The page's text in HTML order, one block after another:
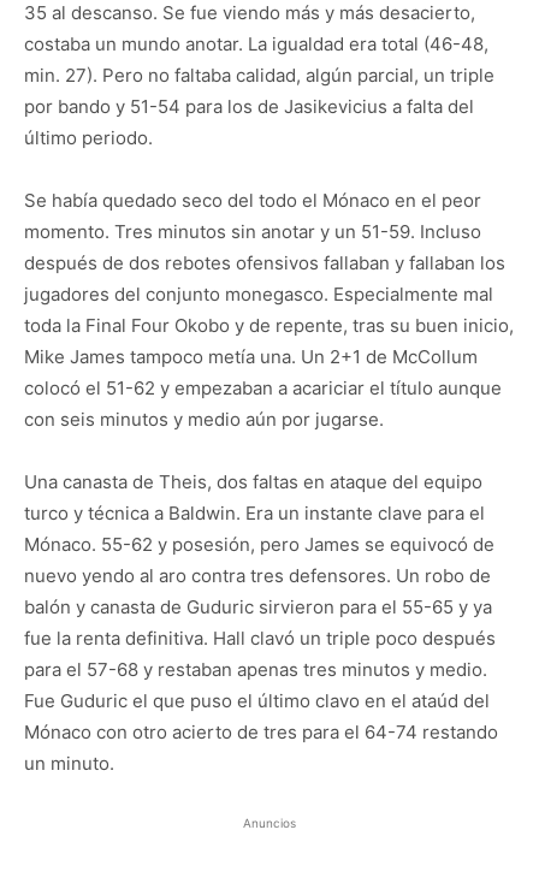
35 al descanso. Se fue viendo más y más desacierto,
costaba un mundo anotar. La igualdad era total (46-48,
min. 27). Pero no faltaba calidad, algún parcial, un triple
por bando y 51-54 para los de Jasikevicius a falta del
último periodo.
Se había quedado seco del todo el Mónaco en el peor
momento. Tres minutos sin anotar y un 51-59. Incluso
después de dos rebotes ofensivos fallaban y fallaban los
jugadores del conjunto monegasco. Especialmente mal
toda la Final Four Okobo y de repente, tras su buen inicio,
Mike James tampoco metía una. Un 2+1 de McCollum
colocó el 51-62 y empezaban a acariciar el título aunque
con seis minutos y medio aún por jugarse.
Una canasta de Theis, dos faltas en ataque del equipo
turco y técnica a Baldwin. Era un instante clave para el
Mónaco. 55-62 y posesión, pero James se equivocó de
nuevo yendo al aro contra tres defensores. Un robo de
balón y canasta de Guduric sirvieron para el 55-65 y ya
fue la renta definitiva. Hall clavó un triple poco después
para el 57-68 y restaban apenas tres minutos y medio.
Fue Guduric el que puso el último clavo en el ataúd del
Mónaco con otro acierto de tres para el 64-74 restando
un minuto.
Anuncios